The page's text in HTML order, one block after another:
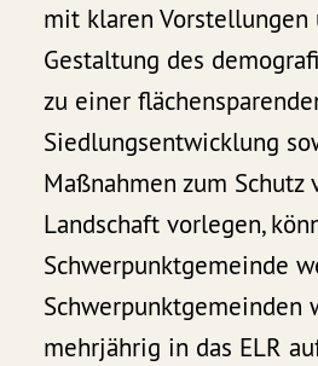
mit klaren Vorstellungen
Gestaltung des
zu einer
Siedlungsentwicklung
Maßnahmen zum Schutz
Landschaft vorlegen,
Schwerpunktgemeinde
Schwerpunktgemeinden
mehrjährig in das ELR